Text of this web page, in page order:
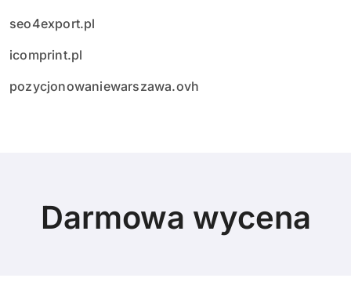
seo4export.pl
icomprint.pl
pozycjonowaniewarszawa.ovh
Darmowa wycena